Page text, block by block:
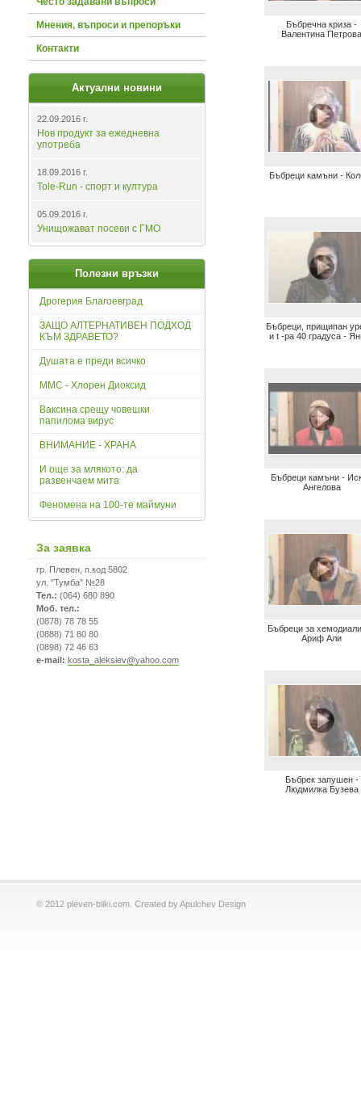
Мнения, въпроси и препоръки
Контакти
Актуални новини
22.09.2016 г.
Нов продукт за ежедневна
употреба
18.09.2016 г.
Tole-Run - спорт и култура
05.09.2016 г.
Унищожават посеви с ГМО
Полезни връзки
Дрогерия Благоевград
ЗАЩО АЛТЕРНАТИВЕН ПОДХОД
КЪМ ЗДРАВЕТО?
Душата е преди всичко
ММС - Хлорен Диоксид
Ваксина срещу човешки
папилома вирус
ВНИМАНИЕ - ХРАНА
И още за млякото: да
развенчаем мита
Феномена на 100-те маймуни
За заявка
гр. Плевен, п.код 5802
ул. "Тумба" №28
Тел.: (064) 680 890
Моб. тел.:
(0878) 78 78 55
(0888) 71 80 80
(0898) 72 46 63
e-mail: kosta_aleksiev@yahoo.com
Бъбречна криза -
Валентина Петрова
Бъбреци камъни -
Бъбреци, прищипан
и t -ра 40 градуса -
Бъбреци камъни -
Ангелова
Бъбреци за
Ариф Али
Бъбрек запушен -
Людмилка Бузева
© 2012 pleven-bilki.com. Created by Apulchev Design